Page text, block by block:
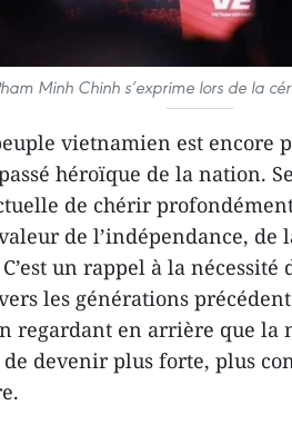
Minh Chinh s’exprime lors de la
vietnamien est encore
héroïque de la nation.
de chérir
de l’indépendance, de
un rappel à la nécessité
les générations
regardant en arrière que
de devenir plus forte, plus